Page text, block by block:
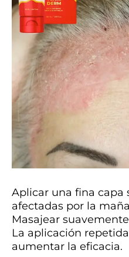
Aplicar una fina capa
afectadas por la
Masajear
La aplicación
aumentar la eficacia.